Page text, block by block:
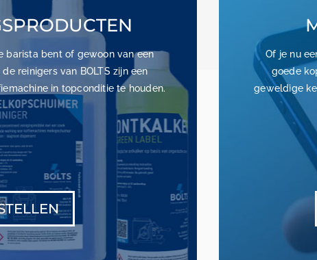
barista bent of gewoon van een
reinigers van BOLTS zijn een
in topconditie te houden.
Of je nu
goede
geweldige